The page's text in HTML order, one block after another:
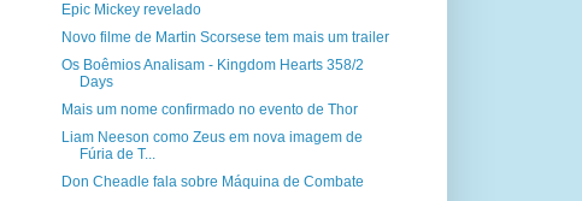
Epic Mickey revelado
Novo filme de Martin Scorsese tem mais um trailer
Os Boêmios Analisam - Kingdom Hearts 358/2
Days
Mais um nome confirmado no evento de Thor
Liam Neeson como Zeus em nova imagem de
Fúria de T...
Don Cheadle fala sobre Máquina de Combate